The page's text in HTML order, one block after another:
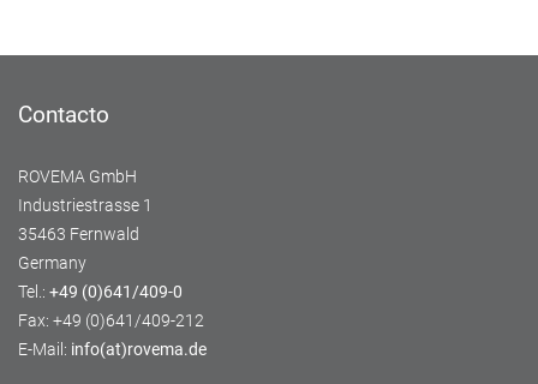
Contacto
ROVEMA GmbH
Industriestrasse 1
35463 Fernwald
Germany
Tel.: +49 (0)641/409-0
Fax: +49 (0)641/409-212
E-Mail: info(at)rovema.de